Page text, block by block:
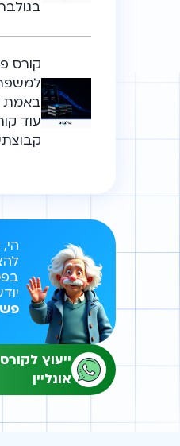
קורס
באמת
עוד
ייעוץ
אונליין